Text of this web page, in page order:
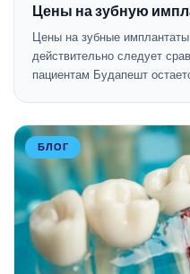
Цены на зубную
Цены на зубные
действительно следует
пациентам Будапешт
БЛОГ